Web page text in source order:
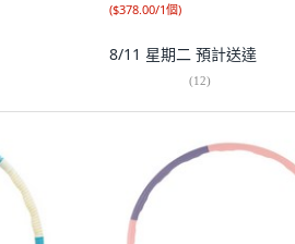
($378.00/1個)
8/11 星期二 預計送達
(12)